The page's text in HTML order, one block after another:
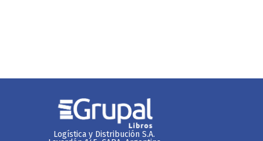
Logística y Distribución S.A.